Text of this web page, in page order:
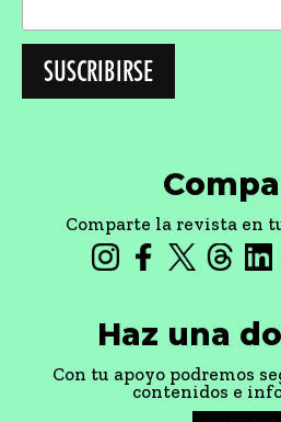
Comparte la revista en
Haz una
Con tu apoyo podremos
contenidos e